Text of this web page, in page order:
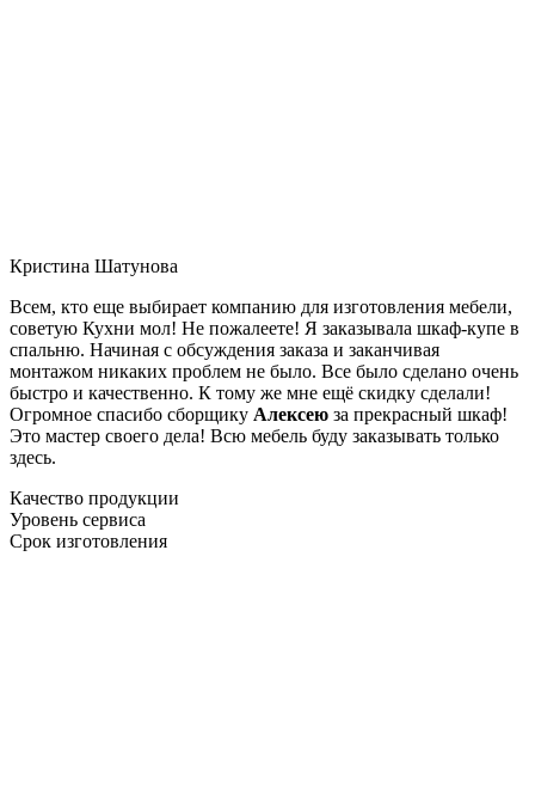
Кристина Шатунова
Всем, кто еще выбирает компанию для изготовления мебели,
советую Кухни мол! Не пожалеете! Я заказывала шкаф-купе в
спальню. Начиная с обсуждения заказа и заканчивая
монтажом никаких проблем не было. Все было сделано очень
быстро и качественно. К тому же мне ещё скидку сделали!
Огромное спасибо сборщику Алексею за прекрасный шкаф!
Это мастер своего дела! Всю мебель буду заказывать только
здесь.
Качество продукции
Уровень сервиса
Срок изготовления